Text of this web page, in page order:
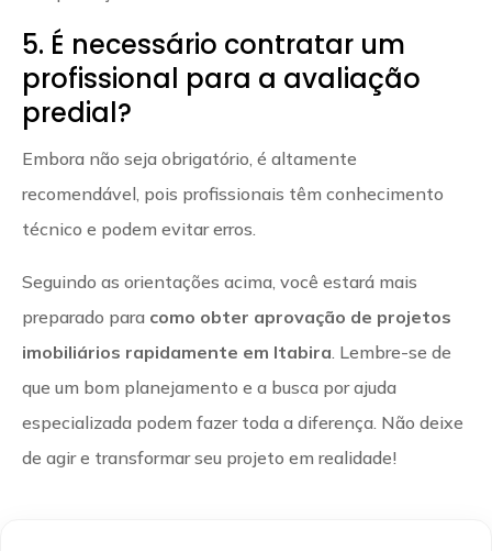
5. É necessário contratar um
profissional para a avaliação
predial?
Embora não seja obrigatório, é altamente
recomendável, pois profissionais têm conhecimento
técnico e podem evitar erros.
Seguindo as orientações acima, você estará mais
preparado para como obter aprovação de projetos
imobiliários rapidamente em Itabira . Lembre-se de
que um bom planejamento e a busca por ajuda
especializada podem fazer toda a diferença. Não deixe
de agir e transformar seu projeto em realidade!